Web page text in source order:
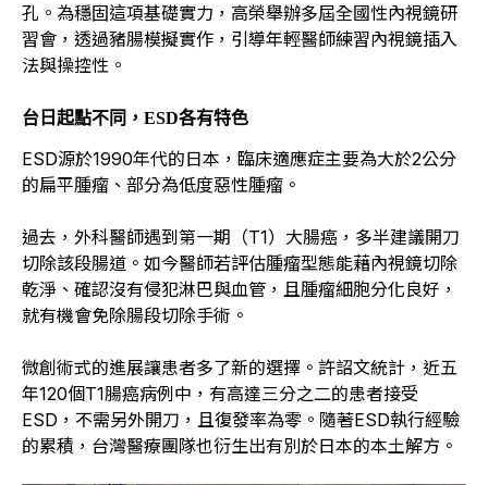
孔。為穩固這項基礎實力，高榮舉辦多屆全國性內視鏡研
習會，透過豬腸模擬實作，引導年輕醫師練習內視鏡插入
法與操控性。
台日起點不同，ESD各有特色
ESD源於1990年代的日本，臨床適應症主要為大於2公分
的扁平腫瘤、部分為低度惡性腫瘤。
過去，外科醫師遇到第一期（T1）大腸癌，多半建議開刀
切除該段腸道。如今醫師若評估腫瘤型態能藉內視鏡切除
乾淨、確認沒有侵犯淋巴與血管，且腫瘤細胞分化良好，
就有機會免除腸段切除手術。
微創術式的進展讓患者多了新的選擇。許詔文統計，近五
年120個T1腸癌病例中，有高達三分之二的患者接受
ESD，不需另外開刀，且復發率為零。隨著ESD執行經驗
的累積，台灣醫療團隊也衍生出有別於日本的本土解方。